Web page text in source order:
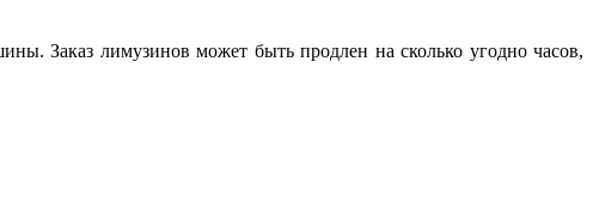
Заказ лимузинов может быть продлен на сколько угодно часов,